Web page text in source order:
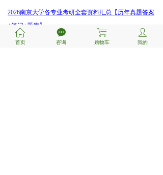
2026南京大学各专业考研全套资料汇总【历年真题答案
+笔记+题库】
历年南京大学各科目考研真题试卷与答案汇总
ꀇ
首页
끁
咨询
ꁈ
购物车
ꄑ
我的